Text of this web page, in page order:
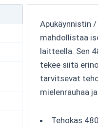
Apukäynnistin
mahdollistaa
laitteella. Sen
tekee siitä
tarvitsevat
mielenrauhaa
Tehokas